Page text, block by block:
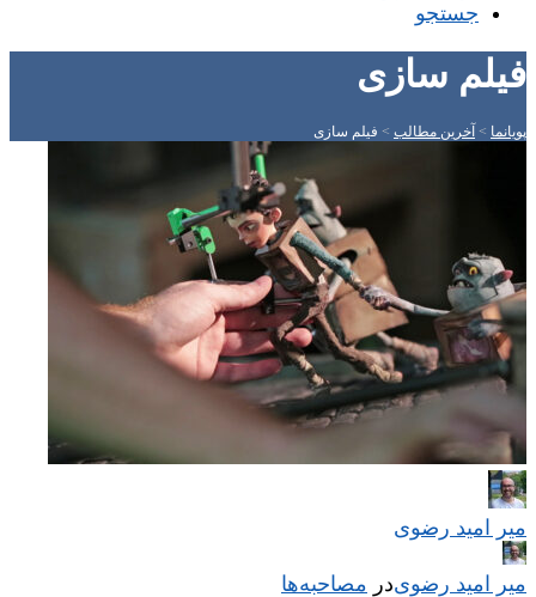
جستجو
فیلم سازی
پویانما > آخرین مطالب > فیلم سازی
میر امید رضوی
میر امید رضویدر مصاحبه‌ها